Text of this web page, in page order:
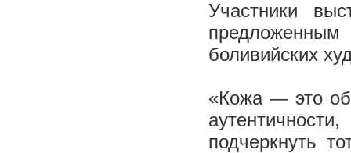
Участники
предложенным
боливийских
«Кожа — это
подчеркнуть